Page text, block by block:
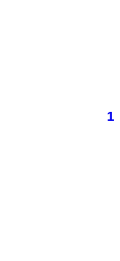
1